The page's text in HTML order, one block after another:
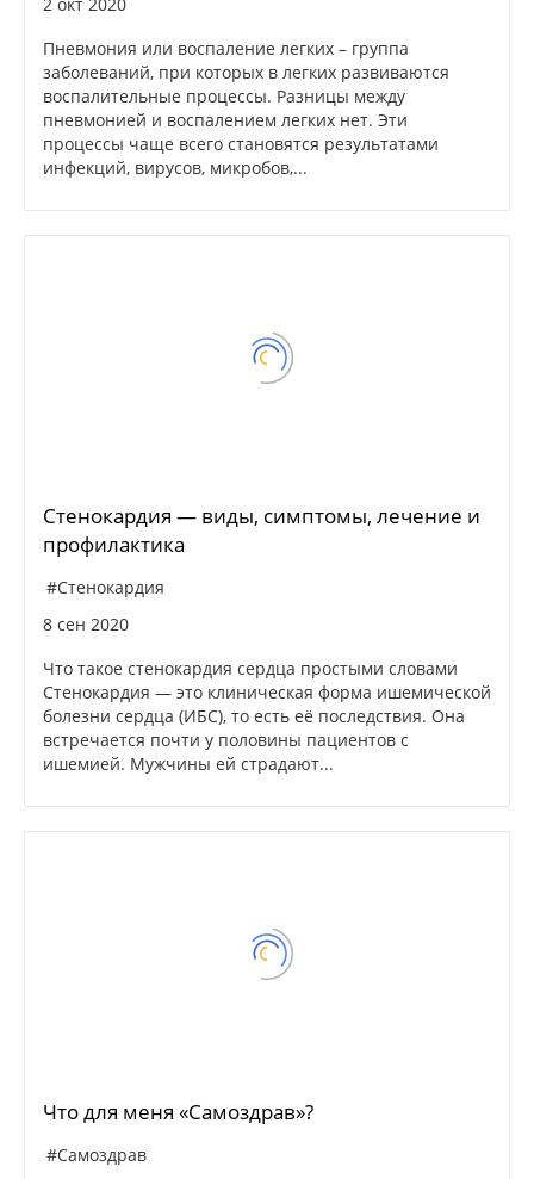
Пневмония или воспаление легких – группа
заболеваний, при которых в легких развиваются
воспалительные процессы. Разницы между
пневмонией и воспалением легких нет. Эти
процессы чаще всего становятся результатами
инфекций, вирусов, микробов,...
Стенокардия — виды, симптомы, лечение и
профилактика
#Стенокардия
8 сен 2020
Что такое стенокардия сердца простыми словами
Стенокардия — это клиническая форма ишемической
болезни сердца (ИБС), то есть её последствия. Она
встречается почти у половины пациентов с
ишемией. Мужчины ей страдают...
Что для меня «Самоздрав»?
#Самоздрав